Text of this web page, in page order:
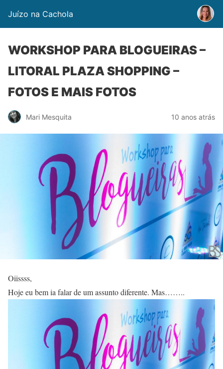
Juízo na Cachola
WORKSHOP PARA BLOGUEIRAS –
LITORAL PLAZA SHOPPING –
FOTOS E MAIS FOTOS
Mari Mesquita 10 anos atrás
Oiissss,
Hoje eu bem ia falar de um assunto diferente. Mas……..